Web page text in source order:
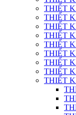
THIẾT
THIẾT
THIẾT
THIẾT
THIẾT
THIẾT
THIẾT
THIẾT
THIẾT